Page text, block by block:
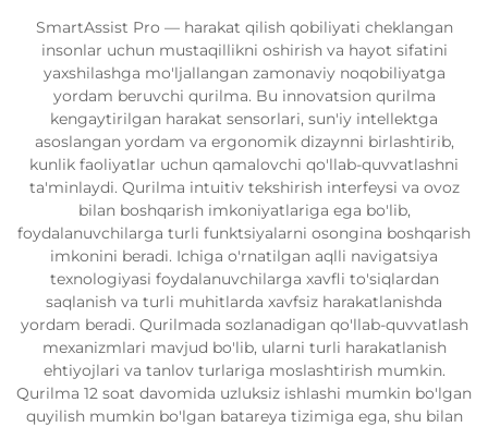
SmartAssist Pro — harakat qilish qobiliyati cheklangan
insonlar uchun mustaqillikni oshirish va hayot sifatini
yaxshilashga mo'ljallangan zamonaviy noqobiliyatga
yordam beruvchi qurilma. Bu innovatsion qurilma
kengaytirilgan harakat sensorlari, sun'iy intellektga
asoslangan yordam va ergonomik dizaynni birlashtirib,
kunlik faoliyatlar uchun qamalovchi qo'llab-quvvatlashni
ta'minlaydi. Qurilma intuitiv tekshirish interfeysi va ovoz
bilan boshqarish imkoniyatlariga ega bo'lib,
foydalanuvchilarga turli funktsiyalarni osongina boshqarish
imkonini beradi. Ichiga o'rnatilgan aqlli navigatsiya
texnologiyasi foydalanuvchilarga xavfli to'siqlardan
saqlanish va turli muhitlarda xavfsiz harakatlanishda
yordam beradi. Qurilmada sozlanadigan qo'llab-quvvatlash
mexanizmlari mavjud bo'lib, ularni turli harakatlanish
ehtiyojlari va tanlov turlariga moslashtirish mumkin.
Qurilma 12 soat davomida uzluksiz ishlashi mumkin bo'lgan
quyilish mumkin bo'lgan batareya tizimiga ega, shu bilan